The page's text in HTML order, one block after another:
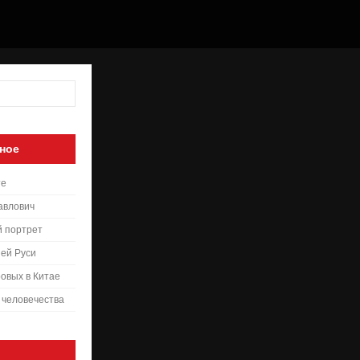
портрет
Руси
в Китае